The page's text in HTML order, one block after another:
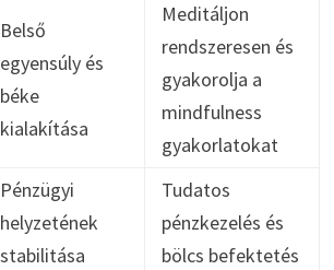
Belső
egyensúly és
béke
kialakítása
Meditáljon
rendszeresen és
gyakorolja a
mindfulness
gyakorlatokat
Pénzügyi
helyzetének
stabilitása
Tudatos
pénzkezelés és
bölcs befektetés